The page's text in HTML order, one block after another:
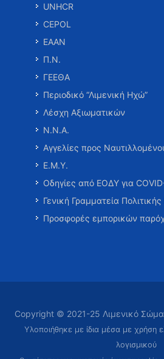
UNHCR
CEPOL
ΕΑΑΝ
Π.Ν.
ΓΕΕΘΑ
Περιοδικό “Λιμενική Ηχώ”
Λέσχη Αξιωματικών
Ν.Ν.Α.
Αγγελίες προς
Ε.Μ.Υ.
Οδηγίες από ΕΟΔΥ για
Γενική Γραμματεία
Προσφορές εμπορικών
Copyright © 2021-25 Λιμενικό
Υλοποιήθηκε με ίδια μέσα με χρήση
λογισμικού